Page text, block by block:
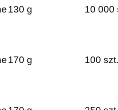
130 g 10 000
170 g 100 szt.